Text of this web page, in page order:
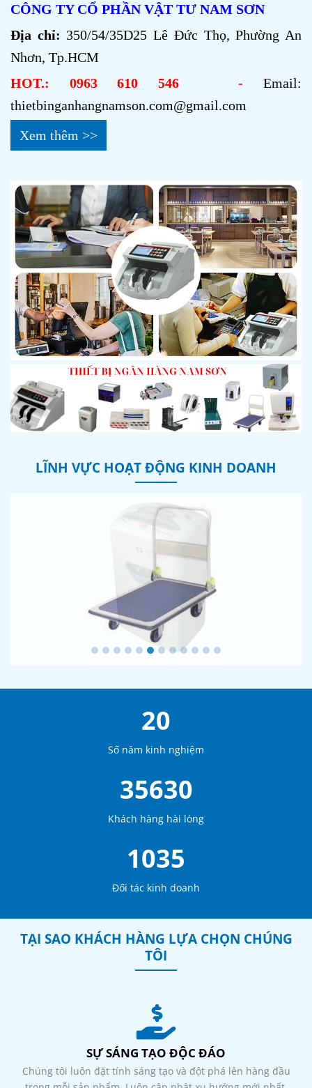
CÔNG TY CỔ PHẦN VẬT TƯ NAM SƠN
Địa chỉ: 350/54/35D25 Lê Đức Thọ, Phường An
Nhơn, Tp.HCM
HOT.: 0963 610 546 - Email:
thietbinganhangnamson.com@gmail.com
Xem thêm >>
LĨNH VỰC HOẠT ĐỘNG KINH DOANH
20
Số năm kinh nghiệm
35630
Khách hàng hài lòng
1035
Đối tác kinh doanh
TẠI SAO KHÁCH HÀNG LỰA CHỌN CHÚNG
TÔI
SỰ SÁNG TẠO ĐỘC ĐÁO
Chúng tôi luôn đặt tính sáng tạo và đột phá lên hàng đầu